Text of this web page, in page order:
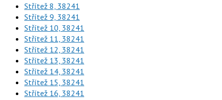
Střítež 8, 38241
Střítež 9, 38241
Střítež 10, 38241
Střítež 11, 38241
Střítež 12, 38241
Střítež 13, 38241
Střítež 14, 38241
Střítež 15, 38241
Střítež 16, 38241